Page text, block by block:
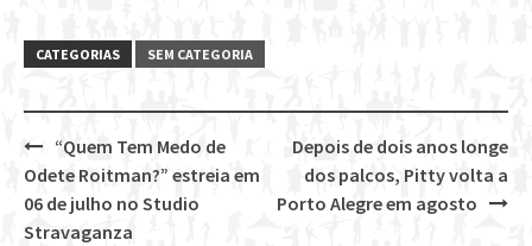
CATEGORIAS SEM CATEGORIA
Post
navigation
Depois de dois anos longe
dos palcos, Pitty volta a
Porto Alegre em agosto
“Quem Tem Medo de
Odete Roitman?” estreia em
06 de julho no Studio
Stravaganza